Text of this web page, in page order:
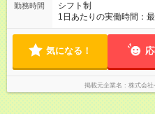
勤務時間
シフト制
1日あたりの実働時間：
休み） ■勤務時間 学校滞在：8:30※～17:30の間の連続した8時
※勤務時間が8:30～の場
気になる！
掲載元企業名 株式会社